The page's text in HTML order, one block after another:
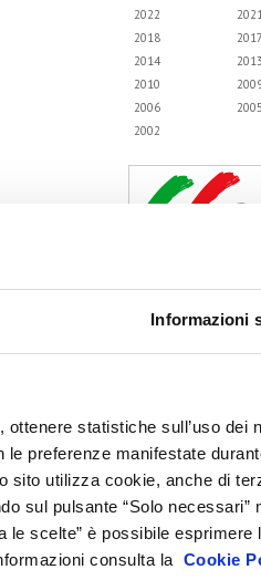
Informazioni
statistiche sull’uso dei
preferenze manifestate
sito utilizza cookie, anche di
sul pulsante “Solo necessari”
scelte” è possibile esprimere
consulta la Cookie
2022
2018
2017
2014
2013
2010
2006
2005
2002
TECNICO